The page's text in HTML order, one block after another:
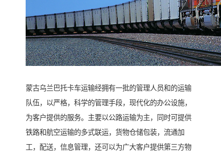
蒙古乌兰巴托卡车运输经拥有一批的管理人员和的运输
队伍，以严格，科学的管理手段，现代化的办公设施，
为客户提供的服务。主要以公路运输为主，同时可提供
铁路和航空运输的多式联运，货物仓储包装，流通加
工，配送，信息管理，还可以为广大客户提供第三方物